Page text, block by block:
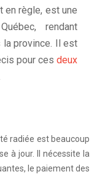
en règle, est une
rendant
la province. Il est
pour ces deux
radiée est beaucoup
à jour. Il nécessite la
le paiement des